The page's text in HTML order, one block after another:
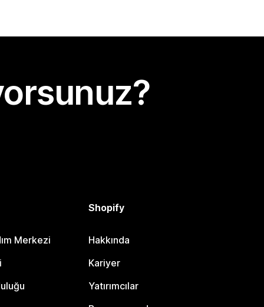
Merkezi
Shopify
Hakkında
Kariyer
Yatırımcılar